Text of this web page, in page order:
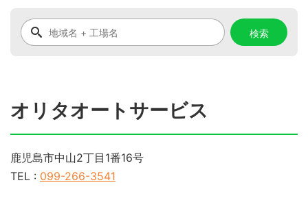
オリタオートサービス
鹿児島市中山2丁目1番16号
TEL : 099-266-3541